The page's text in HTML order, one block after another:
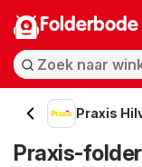
Folderbode
Praxis
Praxis-